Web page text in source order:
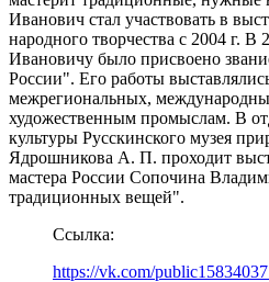
Иванович стал участвовать в
народного творчества с 2004 г. В
Ивановичу было присвоено
России". Его работы
межрегиональных,
художественным промыслам. В
культуры Русскинского музея
Ядрошникова А. П. проходит
мастера России Сопочина
традиционных вещей".
Ссылка:
https://vk.com/